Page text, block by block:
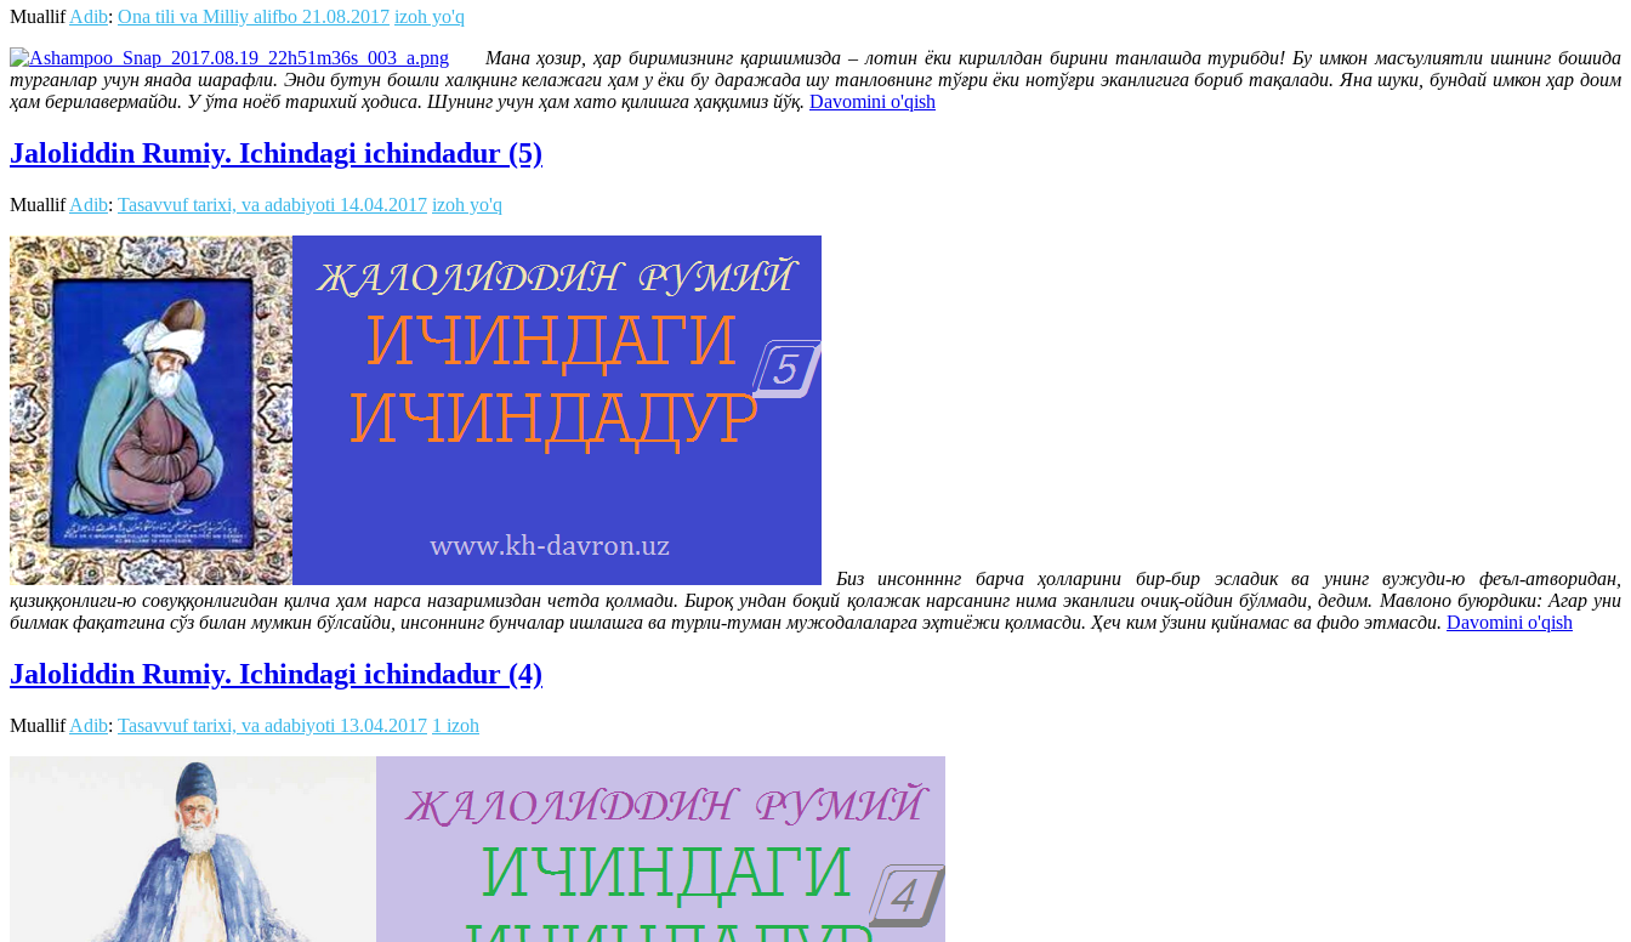
MuallifAdib: Ona tili va Milliy alifbo 21.08.2017 izoh yo'q
Мана ҳозир, ҳар биримизнинг қаршимизда – лотин ёки кириллдан бирини танлашда турибди! Бу имкон масъулиятли ишнинг бошида
турганлар учун янада шарафли. Энди бутун бошли халқнинг келажаги ҳам у ёки бу даражада шу танловнинг тўғри ёки нотўғри эканлигига бориб тақалади. Яна шуки, бундай имкон ҳар доим
ҳам берилавермайди. У ўта ноёб тарихий ҳодиса. Шунинг учун ҳам хато қилишга ҳаққимиз йўқ. Davomini o'qish
Jaloliddin Rumiy. Ichindagi ichindadur (5)
MuallifAdib: Tasavvuf tarixi, va adabiyoti 14.04.2017 izoh yo'q
Биз инсоннннг барча ҳолларини бир-бир эсладик ва унинг вужуди-ю феъл-атворидан,
қизиққонлиги-ю совуққонлигидан қилча ҳам нарса назаримиздан четда қолмади. Бироқ ундан боқий қолажак нарсанинг нима эканлиги очиқ-ойдин бўлмади, дедим. Мавлоно буюрдики: Агар уни
билмак фақатгина сўз билан мумкин бўлсайди, инсоннинг бунчалар ишлашга ва турли-туман мужодалаларга эҳтиёжи қолмасди. Ҳеч ким ўзини қийнамас ва фидо этмасди. Davomini o'qish
Jaloliddin Rumiy. Ichindagi ichindadur (4)
MuallifAdib: Tasavvuf tarixi, va adabiyoti 13.04.2017 1 izoh